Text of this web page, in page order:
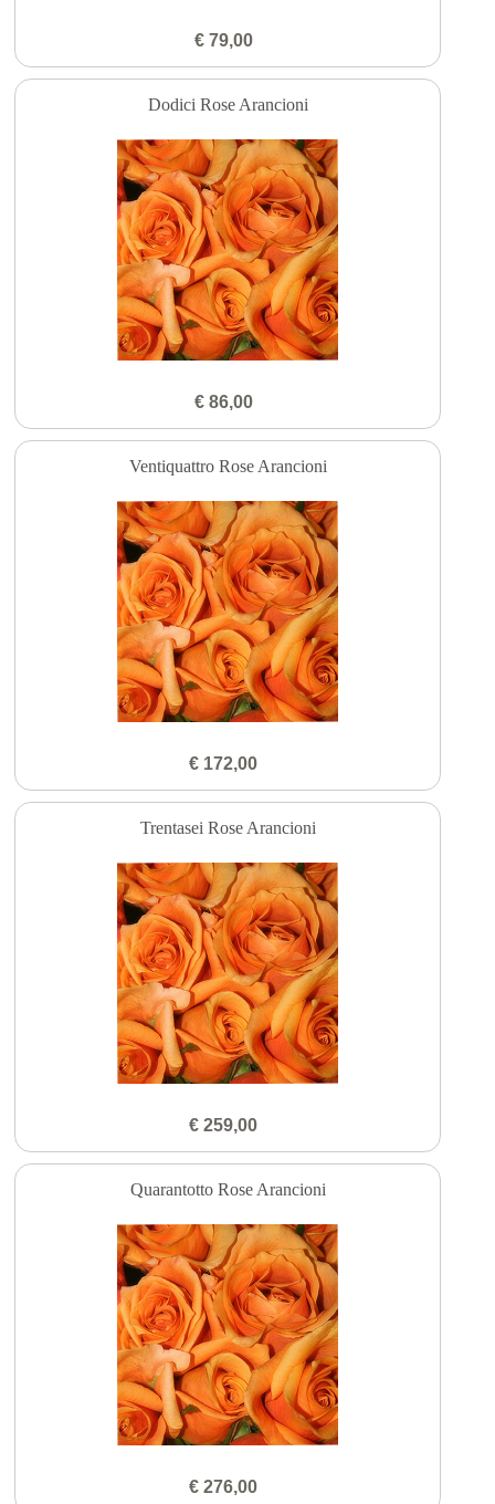
€ 79,00
Dodici Rose Arancioni
€ 86,00
Ventiquattro Rose Arancioni
€ 172,00
Trentasei Rose Arancioni
€ 259,00
Quarantotto Rose Arancioni
€ 276,00